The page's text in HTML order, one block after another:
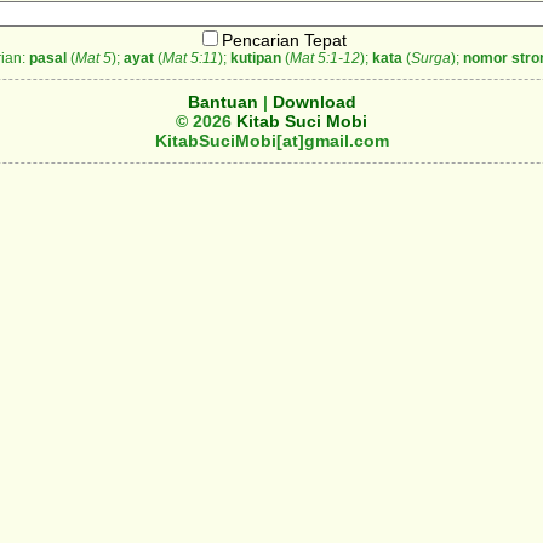
Pencarian Tepat
pasal(Mat 5); ayat(Mat 5:11); kutipan(Mat 5:1-12); kata (Surga); nomor
Bantuan | Download
© 2026 Kitab Suci Mobi
KitabSuciMobi[at]gmail.com